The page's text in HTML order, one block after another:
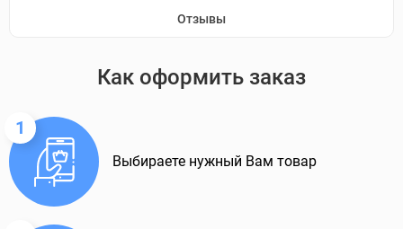
Отзывы
Как оформить заказ
1
Выбираете нужный Вам товар